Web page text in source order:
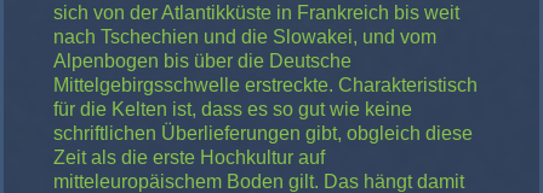
sich von der Atlantikküste in Frankreich bis weit
nach Tschechien und die Slowakei, und vom
Alpenbogen bis über die Deutsche
Mittelgebirgsschwelle erstreckte. Charakteristisch
für die Kelten ist, dass es so gut wie keine
schriftlichen Überlieferungen gibt, obgleich diese
Zeit als die erste Hochkultur auf
mitteleuropäischem Boden gilt. Das hängt damit